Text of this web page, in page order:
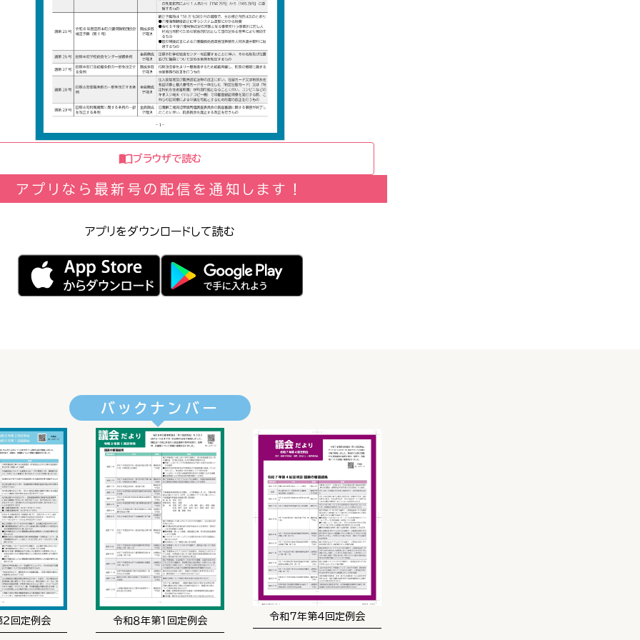
ブラウザで読む
アプリなら最新号の配信を通知します！
アプリをダウンロードして読む
バックナンバー
２回定例会 令和８年第１回定例会 令和7年第4回定例会